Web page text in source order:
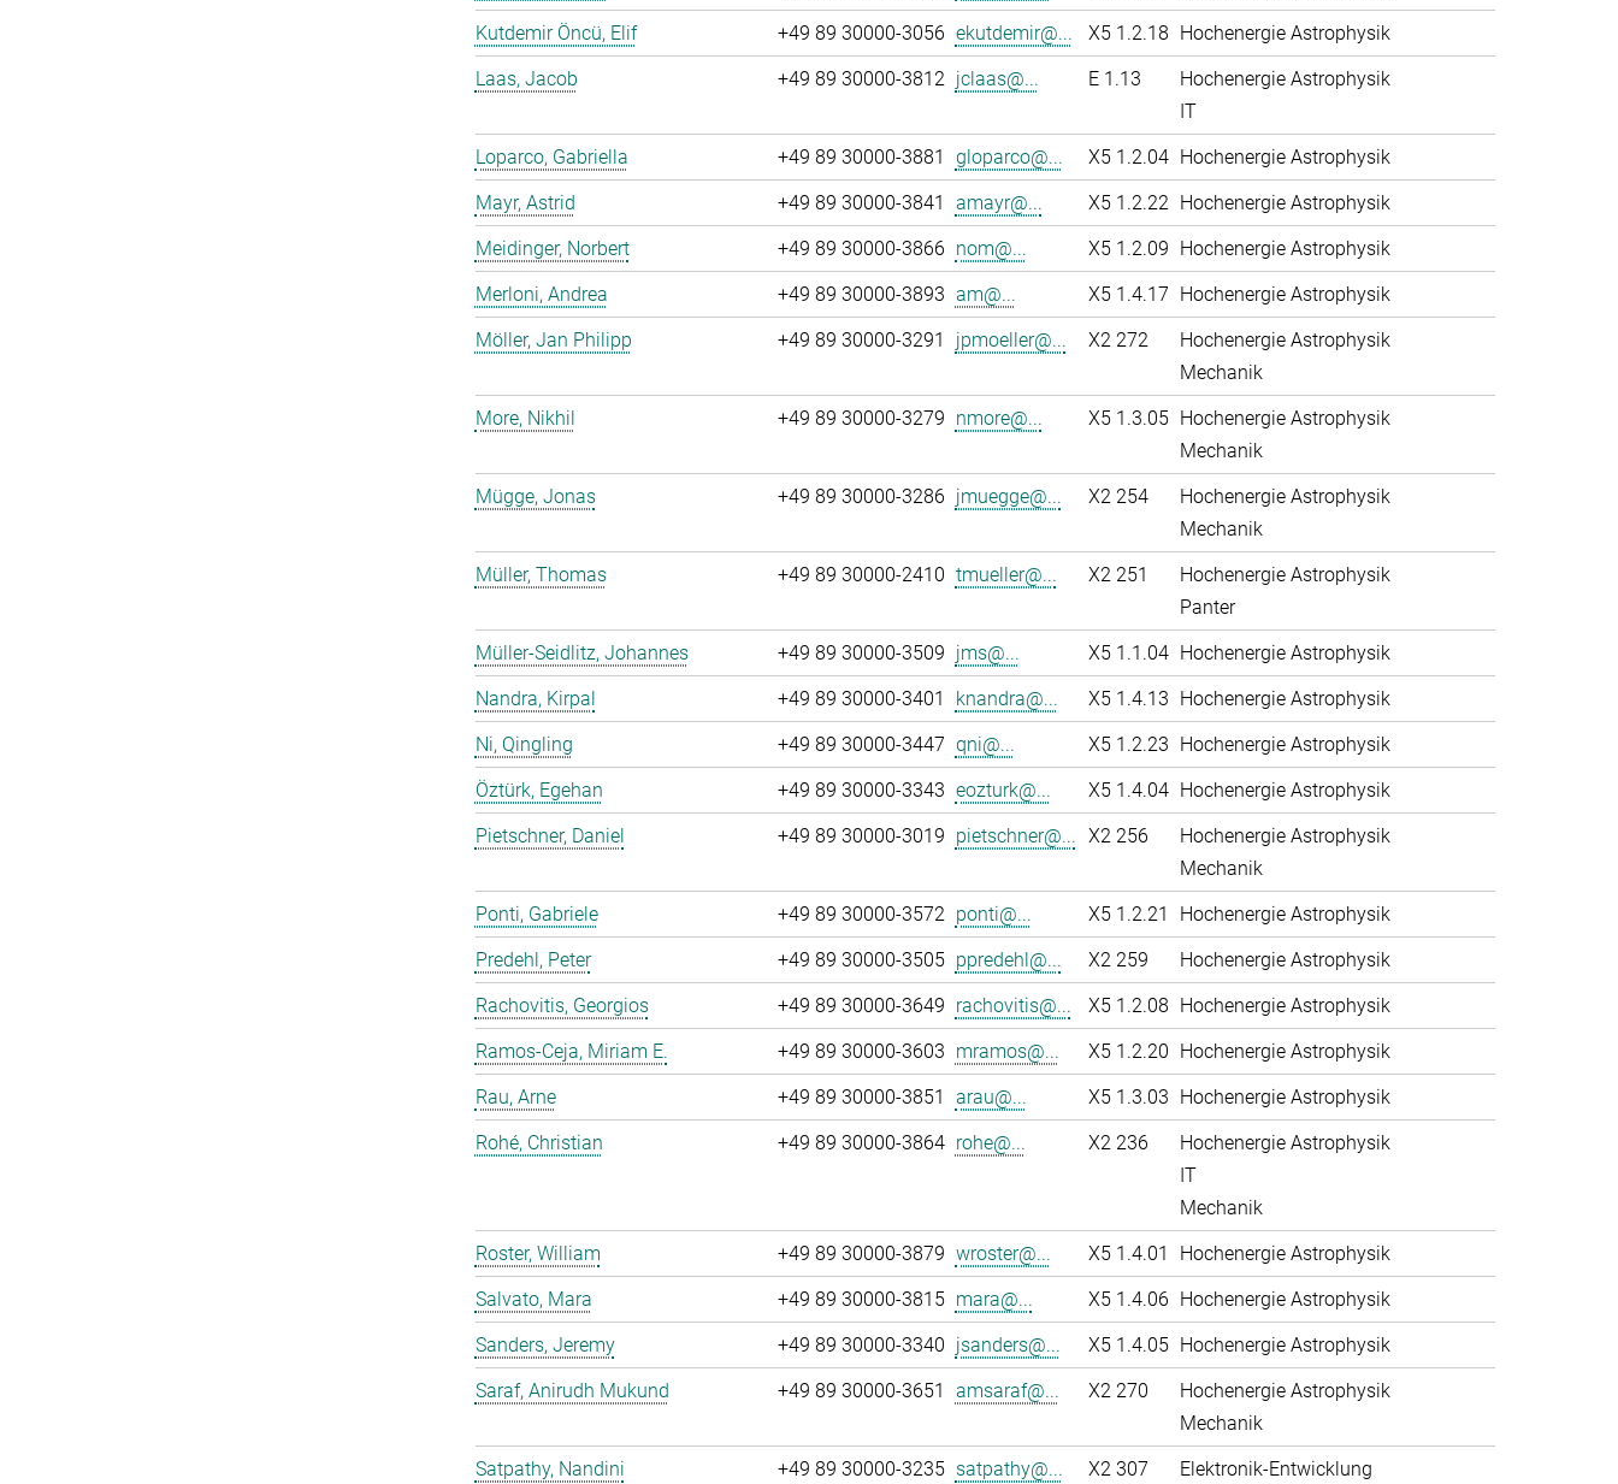
Kutdemir Öncü, Elif
+49 89 30000-3056 ekutdemir@... X5 1.2.18 Hochenergie Astrophysik
Laas, Jacob
+49 89 30000-3812 jclaas@... E 1.13
Hochenergie Astrophysik
IT
Loparco, Gabriella
+49 89 30000-3881 gloparco@... X5 1.2.04 Hochenergie Astrophysik
Mayr, Astrid
+49 89 30000-3841 amayr@... X5 1.2.22 Hochenergie Astrophysik
Meidinger, Norbert
+49 89 30000-3866 nom@... X5 1.2.09 Hochenergie Astrophysik
Merloni, Andrea
+49 89 30000-3893 am@... X5 1.4.17 Hochenergie Astrophysik
Möller, Jan Philipp
+49 89 30000-3291 jpmoeller@... X2 272
Hochenergie Astrophysik
Mechanik
More, Nikhil
+49 89 30000-3279 nmore@... X5 1.3.05 Hochenergie Astrophysik
Mechanik
Mügge, Jonas
+49 89 30000-3286 jmuegge@... X2 254
Hochenergie Astrophysik
Mechanik
Müller, Thomas
+49 89 30000-2410 tmueller@... X2 251
Hochenergie Astrophysik
Panter
Müller-Seidlitz, Johannes
+49 89 30000-3509 jms@... X5 1.1.04 Hochenergie Astrophysik
Nandra, Kirpal
+49 89 30000-3401 knandra@... X5 1.4.13 Hochenergie Astrophysik
Ni, Qingling
+49 89 30000-3447 qni@... X5 1.2.23 Hochenergie Astrophysik
Öztürk, Egehan
+49 89 30000-3343 eozturk@... X5 1.4.04 Hochenergie Astrophysik
Pietschner, Daniel
+49 89 30000-3019 pietschner@... X2 256
Hochenergie Astrophysik
Mechanik
Ponti, Gabriele
+49 89 30000-3572 ponti@... X5 1.2.21
Hochenergie Astrophysik
Predehl, Peter
+49 89 30000-3505 ppredehl@... X2 259
Hochenergie Astrophysik
Rachovitis, Georgios
+49 89 30000-3649 rachovitis@... X5 1.2.08 Hochenergie Astrophysik
Ramos-Ceja, Miriam E.
+49 89 30000-3603 mramos@... X5 1.2.20 Hochenergie Astrophysik
Rau, Arne
+49 89 30000-3851 arau@... X5 1.3.03 Hochenergie Astrophysik
Rohé, Christian
+49 89 30000-3864 rohe@... X2 236
Hochenergie Astrophysik
IT
Mechanik
Roster, William
+49 89 30000-3879 wroster@... X5 1.4.01
Hochenergie Astrophysik
Salvato, Mara
+49 89 30000-3815 mara@... X5 1.4.06 Hochenergie Astrophysik
Sanders, Jeremy
+49 89 30000-3340 jsanders@... X5 1.4.05 Hochenergie Astrophysik
Saraf, Anirudh Mukund
+49 89 30000-3651 amsaraf@... X2 270
Hochenergie Astrophysik
Mechanik
Satpathy, Nandini
+49 89 30000-3235 satpathy@... X2 307 Elektronik-Entwicklung